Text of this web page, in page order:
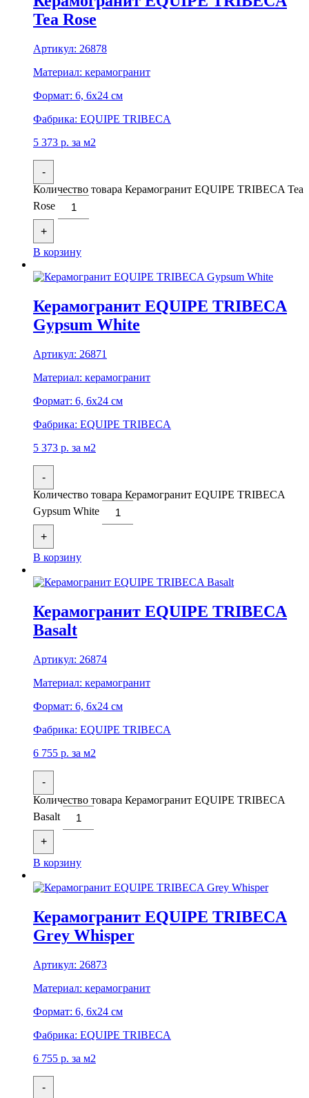
Tea Rose
Артикул: 26878
Материал: керамогранит
Формат: 6, 6x24 см
Фабрика: EQUIPE TRIBECA
5 373 р. за м2
-
Количество товара Керамогранит EQUIPE TRIBECA Tea
Rose
+
В корзину
Керамогранит EQUIPE TRIBECA
Gypsum White
Артикул: 26871
Материал: керамогранит
Формат: 6, 6x24 см
Фабрика: EQUIPE TRIBECA
5 373 р. за м2
-
Количество товара Керамогранит EQUIPE TRIBECA
Gypsum White
+
В корзину
Керамогранит EQUIPE TRIBECA
Basalt
Артикул: 26874
Материал: керамогранит
Формат: 6, 6x24 см
Фабрика: EQUIPE TRIBECA
6 755 р. за м2
-
Количество товара Керамогранит EQUIPE TRIBECA
Basalt
+
В корзину
Керамогранит EQUIPE TRIBECA
Grey Whisper
Артикул: 26873
Материал: керамогранит
Формат: 6, 6x24 см
Фабрика: EQUIPE TRIBECA
6 755 р. за м2
-